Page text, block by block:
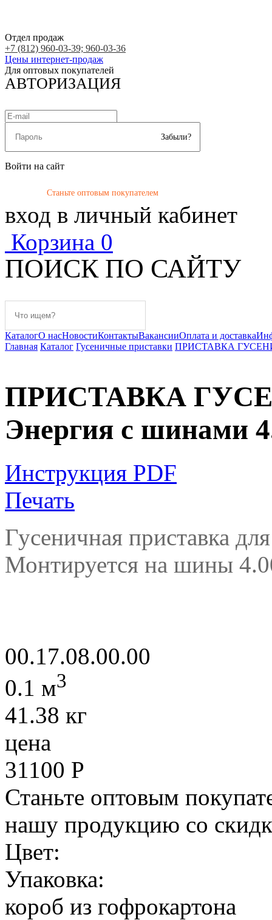
Отдел продаж
+7 (812) 960-03-39; 960-03-36
Цены интернет-продаж
Для оптовых покупателей
АВТОРИЗАЦИЯ
Забыли?
Войти на сайт
Станьте оптовым покупателем
вход в личный кабинет
Корзина 0
ПОИСК ПО САЙТУ
КаталогО насНовостиКонтактыВакансииОплата и доставка
Главная Каталог Гусеничные приставки ПРИСТАВКА
ПРИСТАВКА
Энергия с шинами
Инструкция PDF
Печать
Гусеничная приставка
Монтируется на шины
00.17.08.00.00
0.1 м3
41.38 кг
цена
31100 Р
Станьте оптовым
нашу продукцию со
Цвет:
Упаковка:
короб из гофрокартона